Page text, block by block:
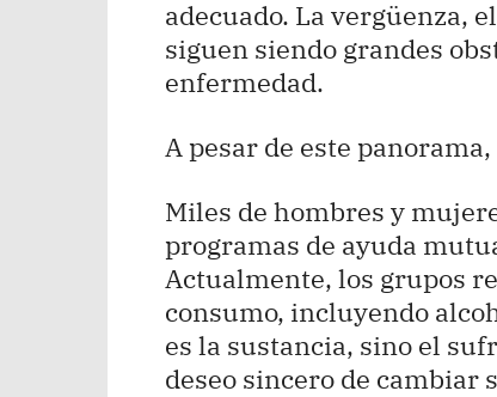
adecuado. La vergüenza,
siguen siendo grandes
enfermedad.
A pesar de este
Miles de hombres y
programas de ayuda
Actualmente, los grupos
consumo, incluyendo
es la sustancia, sino el
deseo sincero de cambiar